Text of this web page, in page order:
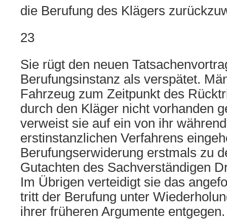
die Berufung des Klägers
23
Sie rügt den neuen
Berufungsinstanz als verspätet.
Fahrzeug zum Zeitpunkt des
durch den Kläger nicht vorhanden
verweist sie auf ein von ihr
erstinstanzlichen Verfahrens
Berufungserwiderung erstmals zu
Gutachten des Sachverständigen
Im Übrigen verteidigt sie das
tritt der Berufung unter
ihrer früheren Argumente entgegen.